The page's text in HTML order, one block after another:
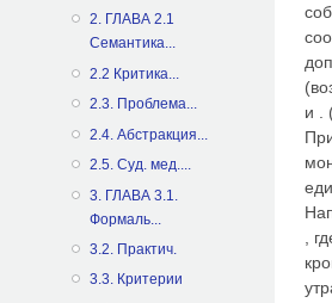
2. ГЛАВА 2.1
Семантика...
2.2 Критика...
2.3. Проблема...
2.4. Абстракция...
2.5. Суд. мед....
3. ГЛАВА 3.1.
Формаль...
3.2. Практич.
3.3. Критерии
и .
,